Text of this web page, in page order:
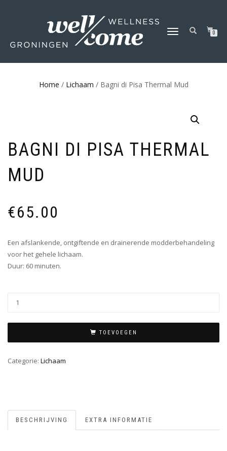
SCHAKEL
0
Home / Lichaam / Bagni di Pisa Thermal Mud
BAGNI DI PISA THERMAL
MUD
€65.00
Een afslankende, ontgiftende en drainerende modderbehandeling
voor het gehele lichaam.
Duur: 60 minuten.
TOEVOEGEN
Categorie: Lichaam
BESCHRIJVING EXTRA INFORMATIE